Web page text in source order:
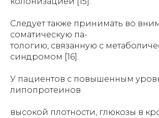
Следует также принимать во
соматическую па-
тологию, связанную с
синдромом [16].
У пациентов с повышенным
липопротеинов
высокой плотности, глюкозы в